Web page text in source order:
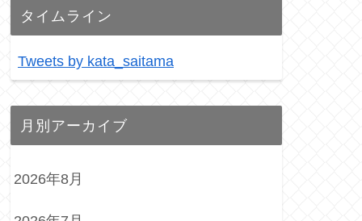
タイムライン
Tweets by kata_saitama
月別アーカイブ
2026年8月